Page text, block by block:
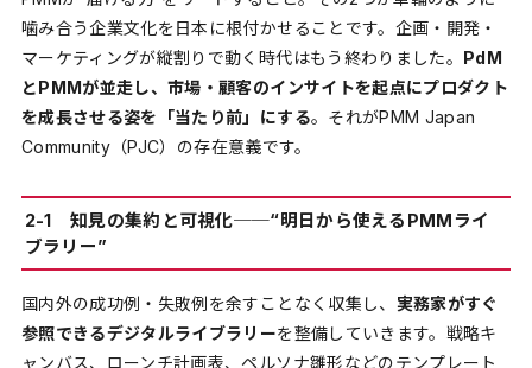
噛み合う企業文化を日本に根付かせることです。企画・開発・
マーケティングが縦割りで動く時代はもう終わりました。 PdM
とPMMが並走し、市場・顧客のインサイトを起点にプロダクト
を成長させる姿を「当たり前」にする。それがPMM Japan
Community（PJC）の存在意義です。
2-1 知見の集約と可視化──“明日から使えるPMMライ
ブラリー”
国内外の成功例・失敗例を余すことなく収集し、 実務家がすぐ
参照できるデジタルライブラリーを整備していきます。戦略キ
ャンバス、ローンチ計画表、ペルソナ雛形などのテンプレート